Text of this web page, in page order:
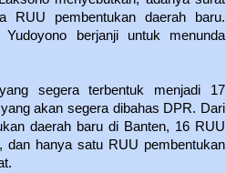
RUU pembentukan daerah baru.
berjanji untuk menunda
segera terbentuk menjadi 17
akan segera dibahas DPR. Dari
daerah baru di Banten, 16 RUU
dan hanya satu RUU pembentukan